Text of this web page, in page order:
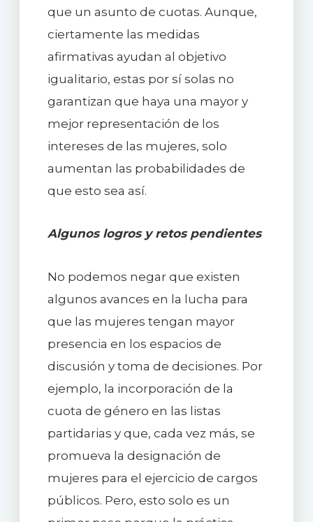
que un asunto de cuotas. Aunque,
ciertamente las medidas
afirmativas ayudan al objetivo
igualitario, estas por sí solas no
garantizan que haya una mayor y
mejor representación de los
intereses de las mujeres, solo
aumentan las probabilidades de
que esto sea así.
Algunos logros y retos pendientes
No podemos negar que existen
algunos avances en la lucha para
que las mujeres tengan mayor
presencia en los espacios de
discusión y toma de decisiones. Por
ejemplo, la incorporación de la
cuota de género en las listas
partidarias y que, cada vez más, se
promueva la designación de
mujeres para el ejercicio de cargos
públicos. Pero, esto solo es un